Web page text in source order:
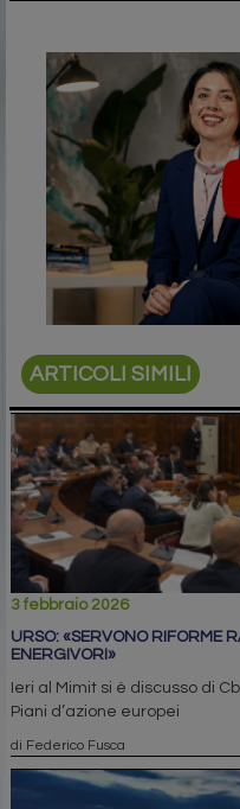
ARTICOLI SIMILI
3 febbraio 2026
URSO: «SERVONO RIFORME
ENERGIVORI»
Ieri al Mimit si è discusso di
Piani d’azione europei
di Federico Fusca